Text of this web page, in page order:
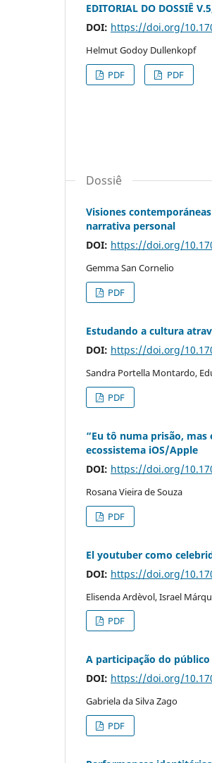
EDITORIAL DO DOSSIÊ
DOI: https://doi.org/
Helmut Godoy Dullenkopf
PDF
PDF
Dossiê
Visiones
narrativa personal
DOI: https://doi.org/
Gemma San Cornelio
PDF
Estudando a cultura
DOI: https://doi.org/
Sandra Portella Montardo,
PDF
“Eu tô numa prisão,
ecossistema iOS/Apple
DOI: https://doi.org/
Rosana Vieira de Souza
PDF
El youtuber como
DOI: https://doi.org/
Elisenda Ardèvol, Israel
PDF
A participação do
DOI: https://doi.org/
Gabriela da Silva Zago
PDF